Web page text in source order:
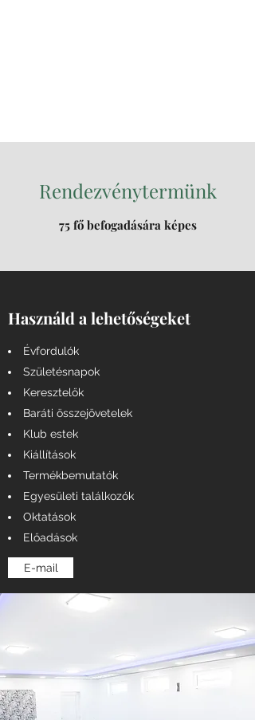
Rendezvénytermünk
75 fő befogadására képes
Használd a lehetőségeket
Évfordulók
Születésnapok
Keresztelők
Baráti összejövetelek
Klub estek
Kiállítások
Termékbemutatók
Egyesületi találkozók
Oktatások
Előadások
E-mail